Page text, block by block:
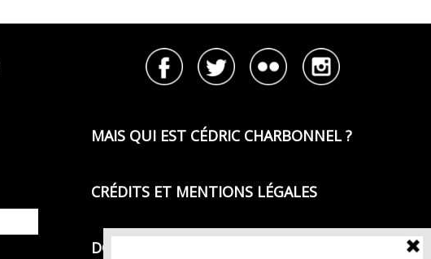
MAIS QUI EST CÉDRIC CHARBONNEL ?
CRÉDITS ET MENTIONS LÉGALES
DONNÉES PERSONNELLES